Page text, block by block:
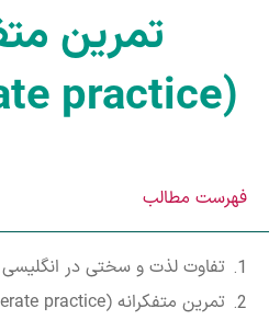
تمرین
(Deliberate practice)
فهرست مطالب
تفاوت لذت و سختی در انگلیسی
تمرین متفکرانه (Deliberate practice)